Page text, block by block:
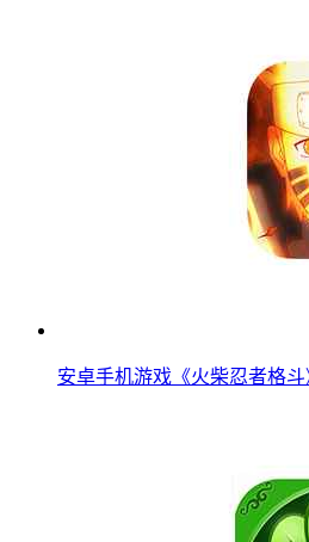
安卓手机游戏《火柴忍者格